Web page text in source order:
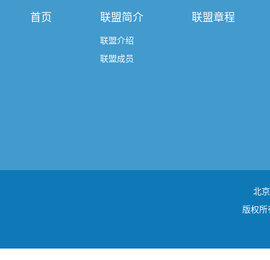
首页 联盟简介
联盟介绍
联盟成员
联盟章程
北
版权